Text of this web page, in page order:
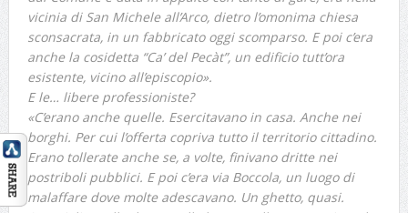
vicinia di San Michele all’Arco, dietro l’omonima chiesa
sconsacrata, in un fabbricato oggi scomparso. E poi c’era
anche la cosidetta “Ca’ del Pecàt”, un edificio tutt’ora
esistente, vicino all’episcopio».
E le… libere professioniste?
«C’erano anche quelle. Esercitavano in casa. Anche nei
borghi. Per cui l’offerta copriva tutto il territorio cittadino.
Erano tollerate anche se, a volte, finivano dritte nei
postriboli pubblici. E poi c’era via Boccola, un luogo di
malaffare dove molte adescavano. Un ghetto, quasi.